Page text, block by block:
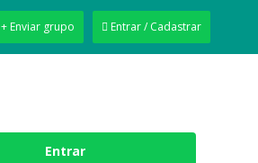
Entrar / Cadastrar
+ Enviar grupo
Entrar